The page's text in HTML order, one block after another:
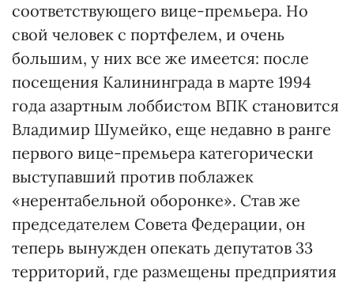
соответствующего вице-премьера. Но
свой человек с портфелем, и очень
большим, у них все же имеется: после
посещения Калининграда в марте 1994
года азартным лоббистом ВПК становится
Владимир Шумейко, еще недавно в ранге
первого вице-премьера категорически
выступавший против поблажек
«нерентабельной оборонке». Став же
председателем Совета Федерации, он
теперь вынужден опекать депутатов 33
территорий, где размещены предприятия